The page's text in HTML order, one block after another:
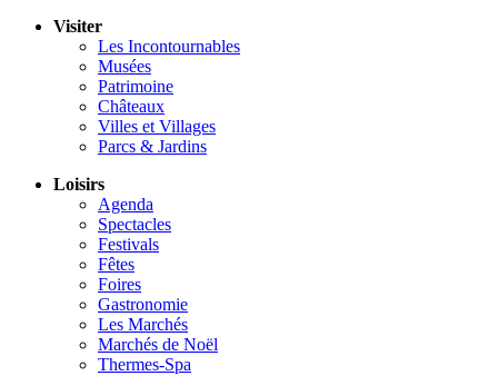
Visiter
Les Incontournables
Musées
Patrimoine
Châteaux
Villes et Villages
Parcs & Jardins
Loisirs
Agenda
Spectacles
Festivals
Fêtes
Foires
Gastronomie
Les Marchés
Marchés de Noël
Thermes-Spa